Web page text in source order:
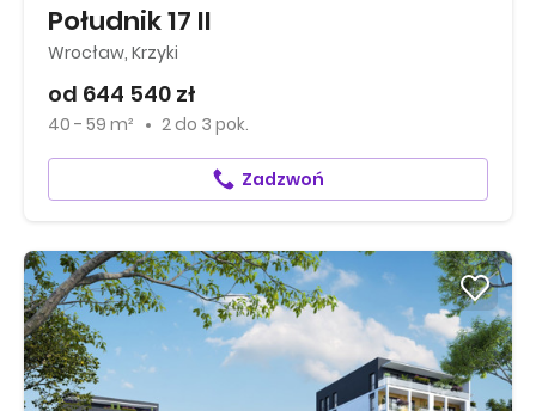
Południk 17 II
Wrocław, Krzyki
od 644 540 zł
40 - 59 m² 2 do 3 pok.
Zadzwoń